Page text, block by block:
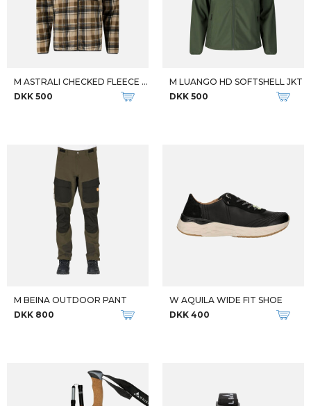
M ASTRALI CHECKED FLEECE JKT
DKK 500
M LUANGO HD SOFTSHELL JKT
DKK 500
M BEINA OUTDOOR PANT
DKK 800
W AQUILA WIDE FIT SHOE
DKK 400